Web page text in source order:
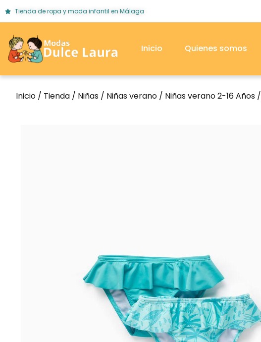
Tienda de ropa y moda infantil en Málaga
Inicio Quienes somos
Inicio / Tienda / Niñas / Niñas verano / Niñas verano 2-16 Años /